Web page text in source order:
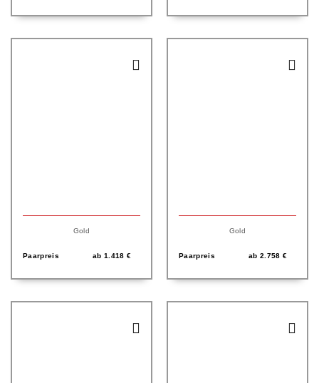
Gold
Paarpreis ab 1.418 €
Gold
Paarpreis ab 2.758 €